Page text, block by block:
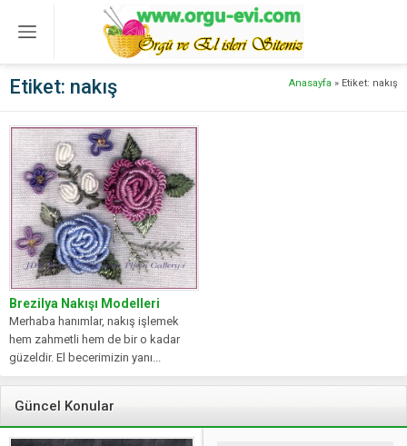
Anasayfa » Etiket: nakış
Etiket: nakış
Brezilya Nakışı Modelleri
Merhaba hanımlar, nakış işlemek
hem zahmetli hem de bir o kadar
güzeldir. El becerimizin yanı...
Güncel Konular